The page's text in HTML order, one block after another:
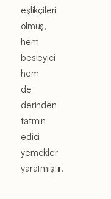
eşlikçileri
olmuş,
hem
besleyici
hem
de
derinden
tatmin
edici
yemekler
yaratmıştır.